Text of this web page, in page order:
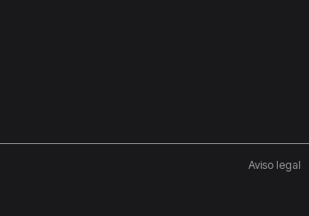
Aviso legal